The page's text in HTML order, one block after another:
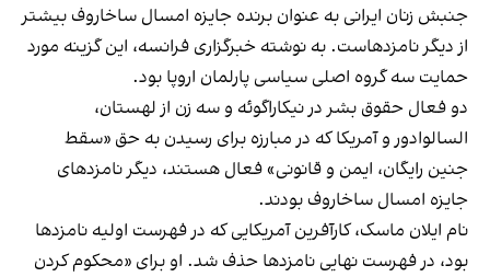
جنبش زنان ایرانی به عنوان برنده جایزه امسال ساخاروف بیشتر
از دیگر نامزدهاست. به نوشته خبرگزاری فرانسه، این گزینه مورد
حمایت سه گروه اصلی سیاسی پارلمان اروپا بود.
دو فعال حقوق بشر در نیکاراگوئه و سه زن از لهستان،
السالوادور و آمریکا که در مبارزه برای رسیدن به حق «سقط
جنین رایگان، ایمن و قانونی» فعال هستند، دیگر نامزدهای
جایزه امسال ساخاروف بودند.
نام ایلان ماسک، کارآفرین آمریکایی که در فهرست اولیه نامزدها
بود، در فهرست نهایی نامزدها حذف شد. او برای «محکوم کردن